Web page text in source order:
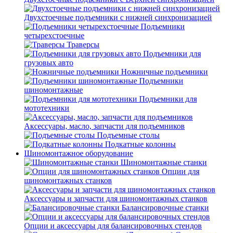
Двухстоечные подъемники с нижней синхронизацией
Подъемники
четырехстоечные
Траверсы
Подъемники для
грузовых авто
Ножничные подъемники
Подъемники
шиномонтажные
Подъемники для
мототехники
Аксессуары, масло, запчасти для подъемников
Подъемные столы
Подкатные колонны
Шиномонтажное оборудование
Шиномонтажные станки
Опции для
шиномонтажных станков
Аксессуары и запчасти для шиномонтажных станков
Балансировочные станки
Опции и аксессуары для балансировочных стендов